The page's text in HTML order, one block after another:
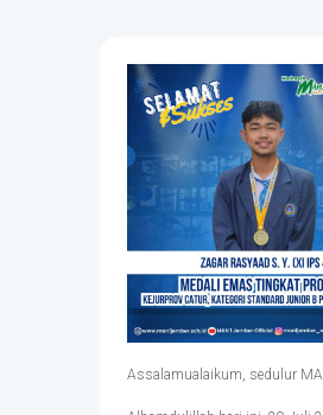
Assalamualaikum, sedulur